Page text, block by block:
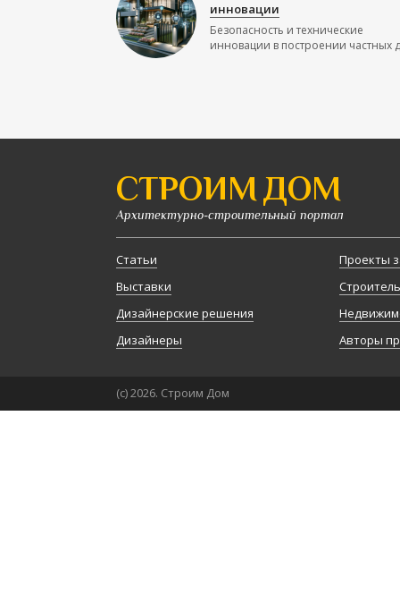
инновации
Безопасность и технические
инновации в построении частных
СТРОИМ ДОМ
Архитектурно-строительный портал
Статьи
Выставки
Дизайнерские решения
Дизайнеры
Проекты
Авторы
(с) 2026. Строим Дом